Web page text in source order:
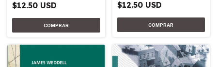
$12.50 USD $12.50 USD